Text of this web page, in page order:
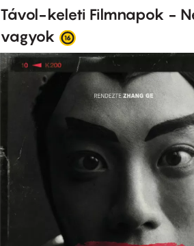
Távol-keleti Filmnapok -
vagyok